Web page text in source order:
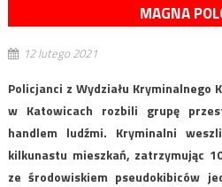
MAGNA
12 lutego 2021
Policjanci z Wydziału Kryminalnego
w Katowicach rozbili grupę
handlem ludźmi. Kryminalni
kilkunastu mieszkań, zatrzymując
ze środowiskiem pseudokibiców